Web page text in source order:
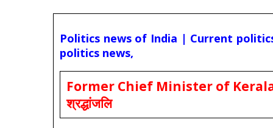
Politics news of India | Current
politics news,
Former Chief Minister of Kerala
श्रद्धांजलि